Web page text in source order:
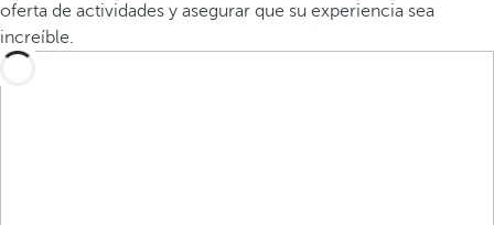
oferta de actividades y asegurar que su experiencia sea
increíble.